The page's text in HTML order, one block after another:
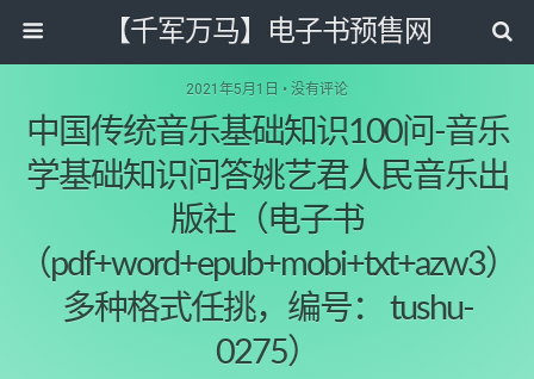
【千军万马】电子书预售网
2021年5月1日 • 没有评论
中国传统音乐基础知识100问-音乐
学基础知识问答姚艺君人民音乐出
版社（电子书
（pdf+word+epub+mobi+txt+azw3）
多种格式任挑，编号： tushu-
0275）